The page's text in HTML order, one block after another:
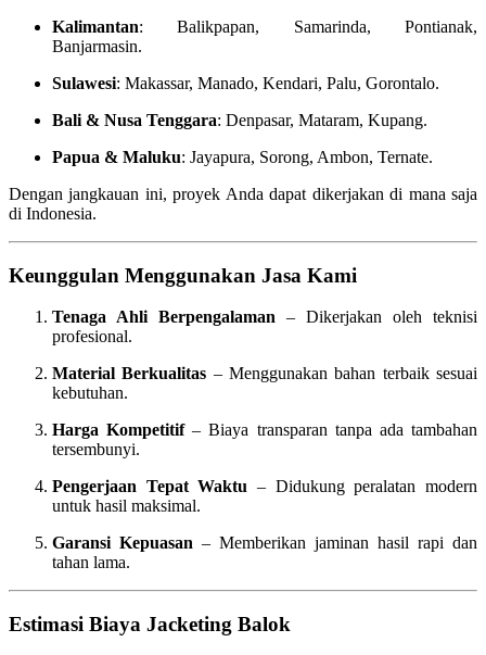
Kalimantan: Balikpapan, Samarinda, Pontianak,
Banjarmasin.
Sulawesi: Makassar, Manado, Kendari, Palu, Gorontalo.
Bali & Nusa Tenggara: Denpasar, Mataram, Kupang.
Papua & Maluku: Jayapura, Sorong, Ambon, Ternate.
Dengan jangkauan ini, proyek Anda dapat dikerjakan di mana saja
di Indonesia.
Keunggulan Menggunakan Jasa Kami
Tenaga Ahli Berpengalaman – Dikerjakan oleh teknisi
profesional.
Material Berkualitas – Menggunakan bahan terbaik sesuai
kebutuhan.
Harga Kompetitif– Biaya transparan tanpa ada tambahan
tersembunyi.
Pengerjaan Tepat Waktu – Didukung peralatan modern
untuk hasil maksimal.
Garansi Kepuasan – Memberikan jaminan hasil rapi dan
tahan lama.
Estimasi Biaya Jacketing Balok